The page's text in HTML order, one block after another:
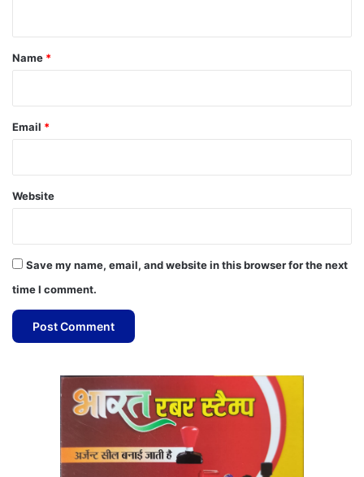
*
Name *
Email *
Website
Save my name, email, and website in this browser for the next
time I comment.